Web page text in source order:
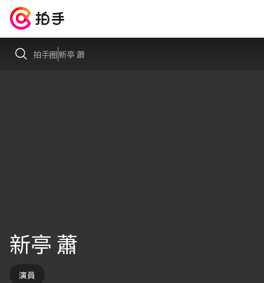
拍手圈新亭 蕭
新亭 蕭
演員